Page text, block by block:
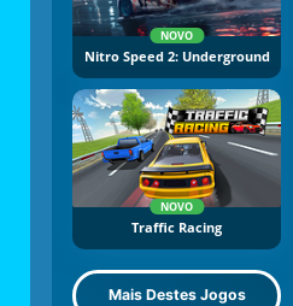
NOVO
Nitro Speed 2: Underground
NOVO
Traffic Racing
Mais Destes Jogos